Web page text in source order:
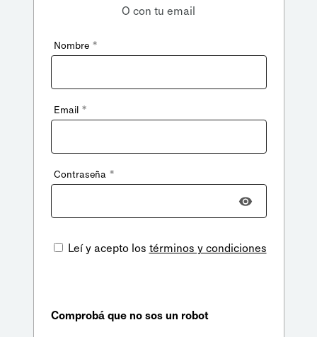
O con tu email
Nombre *
Email *
Contraseña *
Leí y acepto los términos y condiciones
Comprobá que no sos un robot